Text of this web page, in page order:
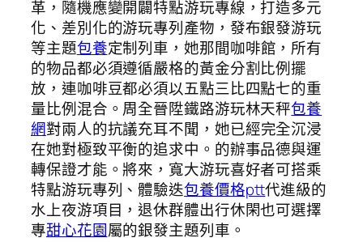
革，隨機應變開闢特點游玩專線，打造多元
化、差別化的游玩專列產物，發布銀發游玩
等主題包養定制列車，她那間咖啡館，所有
的物品都必須遵循嚴格的黃金分割比例擺
放，連咖啡豆都必須以五點三比四點七的重
量比例混合。周全晉陞鐵路游玩林天秤包養
網對兩人的抗議充耳不聞，她已經完全沉浸
在她對極致平衡的追求中。的辦事品德與運
轉保證才能。將來，寬大游玩喜好者可搭乘
特點游玩專列、體驗迭包養價格ptt代進級的
水上夜游項目，退休群體出行休閑也可選擇
專甜心花園屬的銀發主題列車。